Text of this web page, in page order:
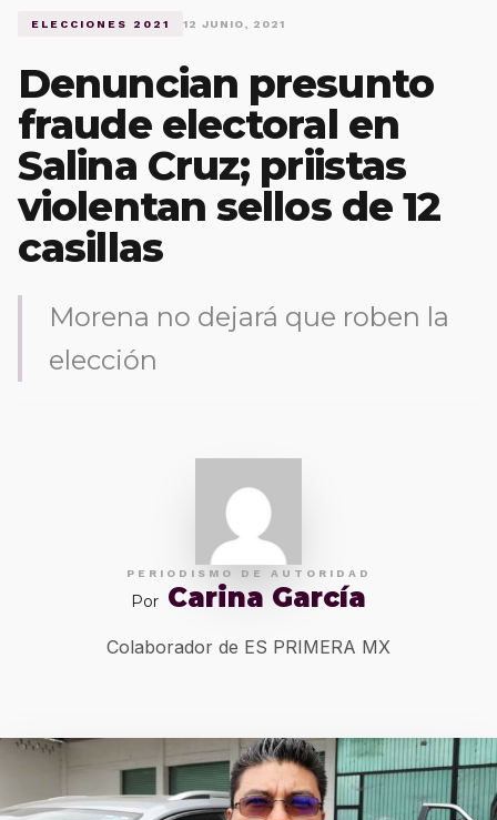
ELECCIONES 2021 12 JUNIO, 2021
Denuncian presunto
fraude electoral en
Salina Cruz; priistas
violentan sellos de 12
casillas
Morena no dejará que roben la
elección
PERIODISMO DE AUTORIDAD
Por Carina García
Colaborador de ES PRIMERA MX